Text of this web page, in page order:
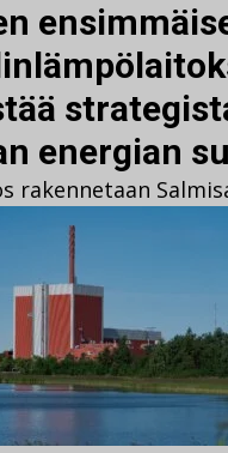
energian
rakennetaan